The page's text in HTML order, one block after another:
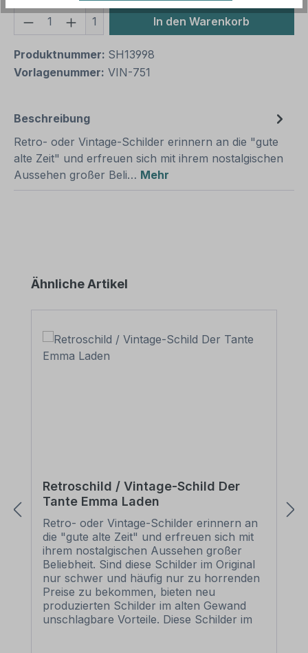
Produkt Anzahl: Gib den gewünschten
1 In den Warenkorb
Produktnummer: SH13998
Vorlagenummer: VIN-751
Beschreibung
Retro- oder Vintage-Schilder erinnern an die "gute
alte Zeit" und erfreuen sich mit ihrem nostalgischen
Aussehen großer Beli… Mehr
Produktgalerie überspringen
Ähnliche Artikel
Retroschild / Vintage-Schild Der
Tante Emma Laden
Retro- oder Vintage-Schilder erinnern an
die "gute alte Zeit" und erfreuen sich mit
ihrem nostalgischen Aussehen großer
Beliebheit. Sind diese Schilder im Original
nur schwer und häufig nur zu horrenden
Preise zu bekommen, bieten neu
produzierten Schilder im alten Gewand
unschlagbare Vorteile. Diese Schilder im